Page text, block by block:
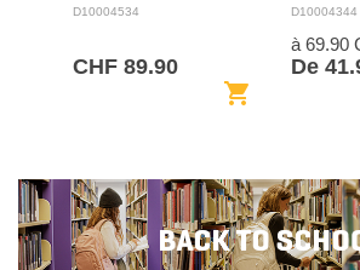
D10004534
CHF 89.90
shopping_cart
D10004344
à 69.90
De